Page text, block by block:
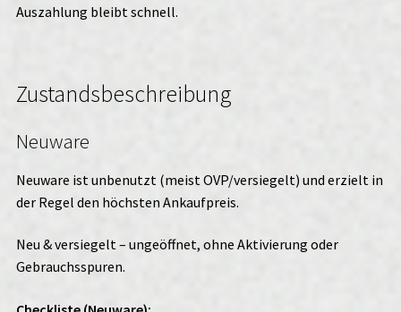
Auszahlung bleibt schnell.
Zustandsbeschreibung
Neuware
Neuware ist unbenutzt (meist OVP/versiegelt) und erzielt in
der Regel den höchsten Ankaufpreis.
Neu & versiegelt – ungeöffnet, ohne Aktivierung oder
Gebrauchsspuren.